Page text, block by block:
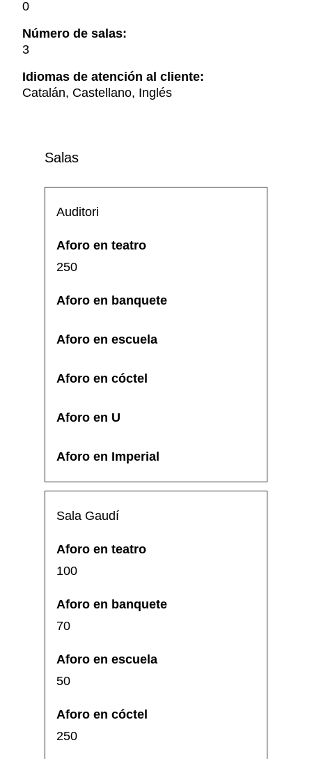
0
Número de salas:
3
Idiomas de atención al cliente:
Catalán, Castellano, Inglés
Salas
Auditori
250
Sala Gaudí
100
70
50
250